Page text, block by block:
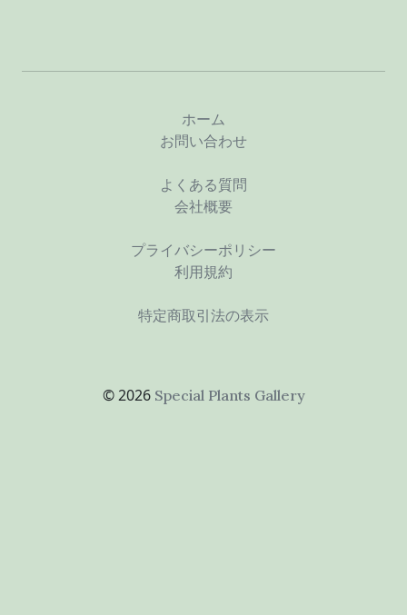
ホーム
お問い合わせ
よくある質問
会社概要
プライバシーポリシー
利用規約
特定商取引法の表示
© 2026 Special Plants Gallery